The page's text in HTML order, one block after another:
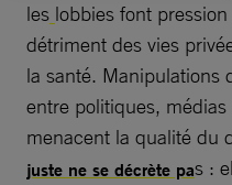
les lobbies font
détriment des vies
la santé. Manipulations
entre politiques,
menacent la qualité du
juste ne se décrète pas :